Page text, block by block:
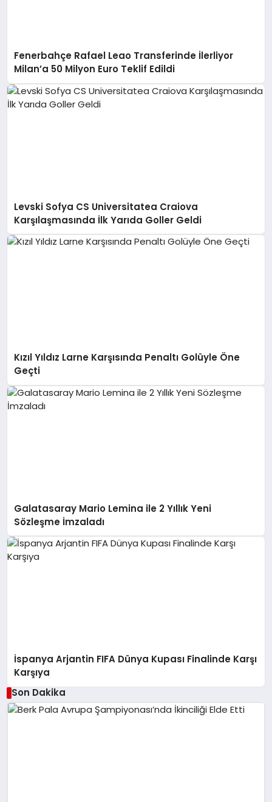
Fenerbahçe Rafael Leao Transferinde İlerliyor
Milan’a 50 Milyon Euro Teklif Edildi
Levski Sofya CS Universitatea Craiova
Karşılaşmasında İlk Yarıda Goller Geldi
Kızıl Yıldız Larne Karşısında Penaltı Golüyle Öne
Geçti
Galatasaray Mario Lemina ile 2 Yıllık Yeni
Sözleşme İmzaladı
İspanya Arjantin FIFA Dünya Kupası Finalinde Karşı
Karşıya
Son Dakika